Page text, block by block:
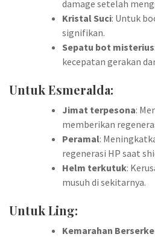
damage setelah
Kristal Suci: Untuk
signifikan.
Sepatu bot misterius
kecepatan gerakan
Untuk Esmeralda:
Jimat terpesona:
memberikan
Peramal:
regenerasi HP saat
Helm terkutuk:
musuh di sekitarnya.
Untuk Ling:
Kemarahan